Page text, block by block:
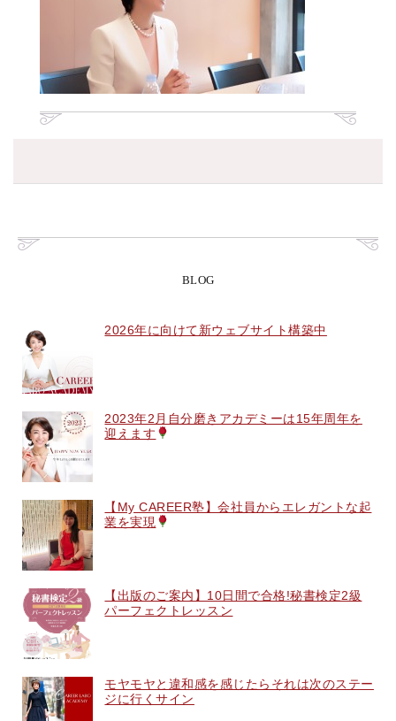
BLOG
2026年に向けて新ウェブサイト構築中
2023年2月自分磨きアカデミーは15年周年を
迎えます
【My CAREER塾】会社員からエレガントな起
業を実現
【出版のご案内】10日間で合格!秘書検定2級
パーフェクトレッスン
モヤモヤと違和感を感じたらそれは次のステー
ジに行くサイン